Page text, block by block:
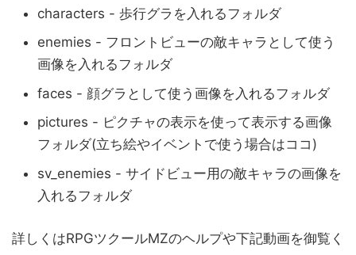
characters - 歩行グラを入れるフォルダ
enemies - フロントビューの敵キャラとして使う
画像を入れるフォルダ
faces - 顔グラとして使う画像を入れるフォルダ
pictures - ピクチャの表示を使って表示する画像
フォルダ(立ち絵やイベントで使う場合はココ)
sv_enemies - サイドビュー用の敵キャラの画像を
入れるフォルダ
詳しくはRPGツクールMZのヘルプや下記動画を御覧く